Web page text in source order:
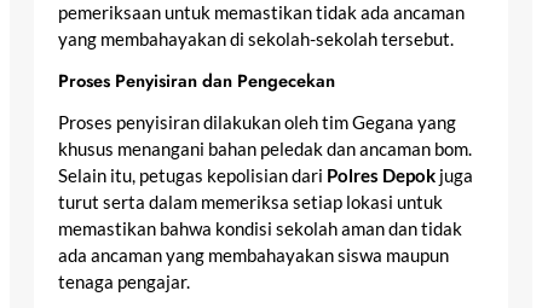
pemeriksaan untuk memastikan tidak ada ancaman
yang membahayakan di sekolah-sekolah tersebut.
Proses Penyisiran dan Pengecekan
Proses penyisiran dilakukan oleh tim Gegana yang
khusus menangani bahan peledak dan ancaman bom.
Selain itu, petugas kepolisian dari Polres Depok juga
turut serta dalam memeriksa setiap lokasi untuk
memastikan bahwa kondisi sekolah aman dan tidak
ada ancaman yang membahayakan siswa maupun
tenaga pengajar.